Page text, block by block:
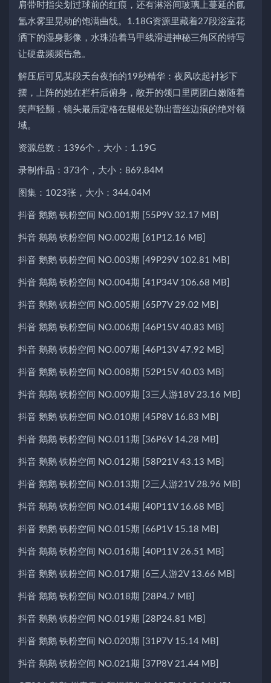
肩带时指尖划过球前的红痕，还有淋浴间玻璃上蔓延的氤
氲水雾里晃动的饱满曲线。1.18G资源里藏着27段浴室花
洒下的湿身影像，水珠沿着马甲线滑进神秘三角区的特写
让硬盘频频告急。
解压后可见某段天台夜拍的19秒精华：夜风吹起衬衫下
摆，上阵的她在栏杆后俯身，敞开的领口里两团白嫩随着
笑声轻颤，镜头最后定格在腿根处勒出蕾丝边痕的绝对领
域。
资源总数：1396个，大小：1.19G
录制作品：373个，大小：869.84M
图集：1023张，大小：344.04M
抖音 鹅鹅 铁粉空间 NO.001期 [55P9V 32.17 MB]
抖音 鹅鹅 铁粉空间 NO.002期 [61P12.16 MB]
抖音 鹅鹅 铁粉空间 NO.003期 [49P29V 102.81 MB]
抖音 鹅鹅 铁粉空间 NO.004期 [41P34V 106.68 MB]
抖音 鹅鹅 铁粉空间 NO.005期 [65P7V 29.02 MB]
抖音 鹅鹅 铁粉空间 NO.006期 [46P15V 40.83 MB]
抖音 鹅鹅 铁粉空间 NO.007期 [46P13V 47.92 MB]
抖音 鹅鹅 铁粉空间 NO.008期 [52P15V 40.03 MB]
抖音 鹅鹅 铁粉空间 NO.009期 [3三人游18V 23.16 MB]
抖音 鹅鹅 铁粉空间 NO.010期 [45P8V 16.83 MB]
抖音 鹅鹅 铁粉空间 NO.011期 [36P6V 14.28 MB]
抖音 鹅鹅 铁粉空间 NO.012期 [58P21V 43.13 MB]
抖音 鹅鹅 铁粉空间 NO.013期 [2三人游21V 28.96 MB]
抖音 鹅鹅 铁粉空间 NO.014期 [40P11V 16.68 MB]
抖音 鹅鹅 铁粉空间 NO.015期 [66P1V 15.18 MB]
抖音 鹅鹅 铁粉空间 NO.016期 [40P11V 26.51 MB]
抖音 鹅鹅 铁粉空间 NO.017期 [6三人游2V 13.66 MB]
抖音 鹅鹅 铁粉空间 NO.018期 [28P4.7 MB]
抖音 鹅鹅 铁粉空间 NO.019期 [28P24.81 MB]
抖音 鹅鹅 铁粉空间 NO.020期 [31P7V 15.14 MB]
抖音 鹅鹅 铁粉空间 NO.021期 [37P8V 21.44 MB]